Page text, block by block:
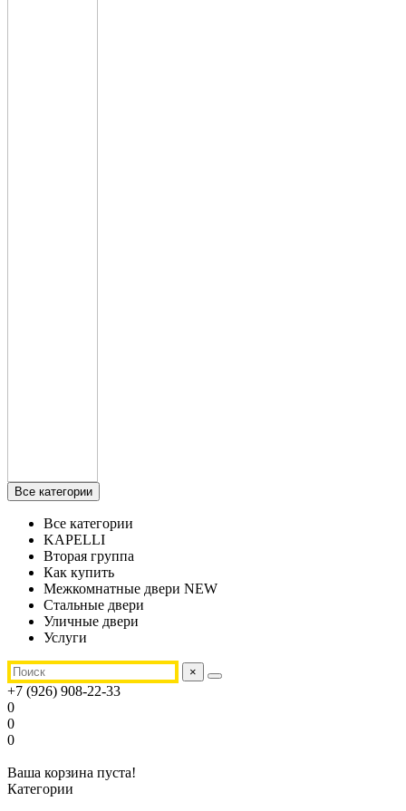
Все категории
Все категории
KAPELLI
Вторая группа
Как купить
Межкомнатные двери NEW
Стальные двери
Уличные двери
Услуги
×
+7 (926) 908-22-33
0
0
0
Ваша корзина пуста!
Категории